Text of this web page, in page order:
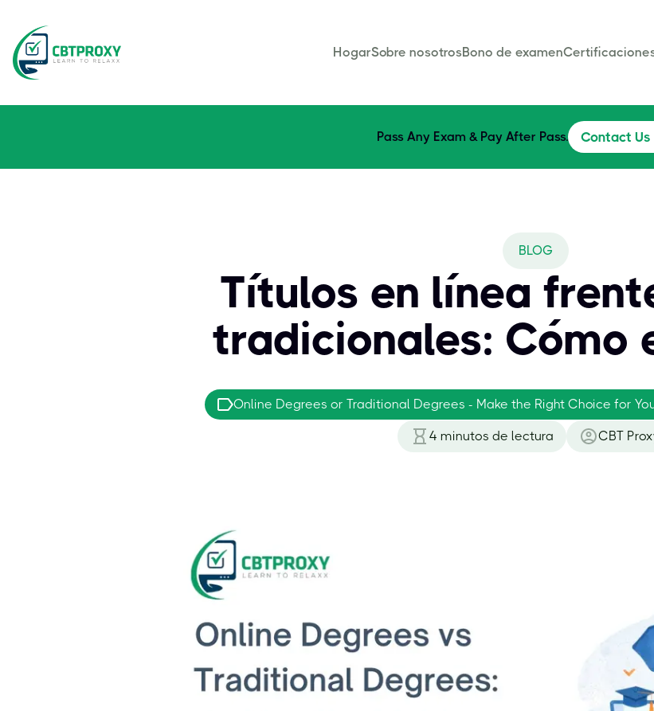
HogarSobre nosotrosBono de examen
Pass Any Exam & Pay After Pass. Contact Us
BLOG
Títulos en línea
tradicionales: Cómo
Online Degrees or Traditional Degrees - Make the Right Choice for
4 minutos de lectura CBT